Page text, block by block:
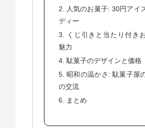
2. 人気のお菓子: 30円アイ
ディー
3. くじ引きと当たり付き
魅力
4. 駄菓子のデザインと価格
5. 昭和の温かさ: 駄菓子屋
の交流
6. まとめ